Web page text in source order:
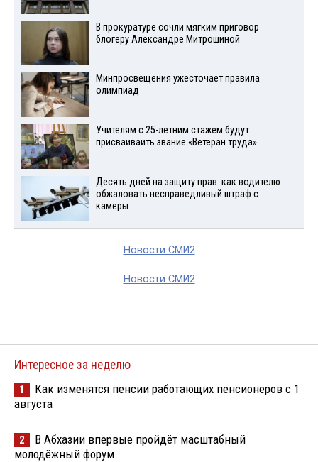
В прокуратуре сочли мягким приговор
блогеру Александре Митрошиной
Минпросвещения ужесточает правила
олимпиад
Учителям с 25-летним стажем будут
присваиваить звание «Ветеран труда»
Десять дней на защиту прав: как водителю
обжаловать несправедливый штраф с
камеры
Новости СМИ2
Новости СМИ2
Интересное за неделю
1
Как изменятся пенсии работающих пенсионеров с 1
августа
2
В Абхазии впервые пройдёт масштабный
молодёжный форум